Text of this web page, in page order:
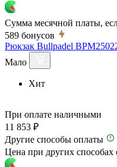
Сумма месячной платы,
589 бонусов
Рюкзак Bullpadel
Мало
Хит
При оплате наличными
11 853 ₽
Другие способы оплаты
Цена при других способах